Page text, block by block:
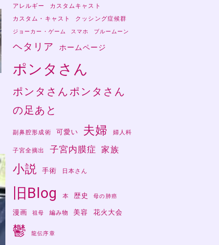
アレルギー
カスタムキャスト
カスタム・キャスト
クッシング症候群
ジョーカー・ゲーム スマホ ブルームーン
ヘタリア ホームページ
ポンタさん
ポンタさんポンタさん
の足あと
副鼻腔形成術 可愛い 夫婦 婦人科
子宮全摘出 子宮内膜症 家族
小説 手術 日本さん
旧Blog 本 歴史 母の肺癌
漫画 祖母 編み物 美容 花火大会
鬱 龍伝序章